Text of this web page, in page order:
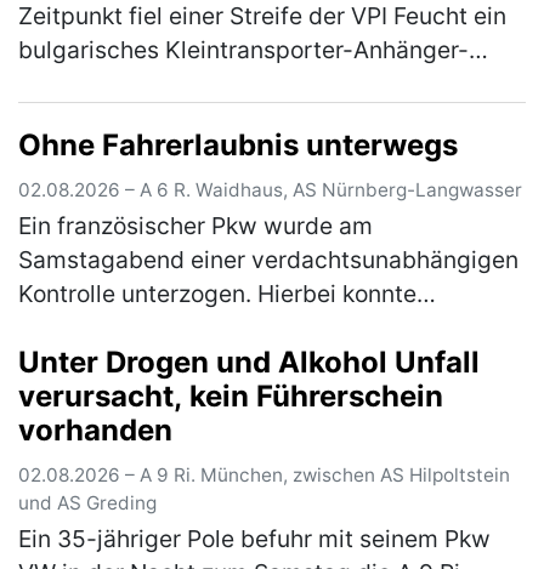
Zeitpunkt fiel einer Streife der VPI Feucht ein
bulgarisches Kleintransporter-Anhänger-
Ohne Fahrerlaubnis unterwegs
02.08.2026 – A 6 R. Waidhaus, AS Nürnberg-Langwasser
Ein französischer Pkw wurde am
Samstagabend einer verdachtsunabhängigen
Kontrolle unterzogen. Hierbei konnte
tschechische Führerschein des 54-jährigen
Fahrers…(mehr)
Unter Drogen und Alkohol Unfall
verursacht, kein Führerschein
vorhanden
02.08.2026 – A 9 Ri. München, zwischen AS Hilpoltstein
und AS Greding
Ein 35-jähriger Pole befuhr mit seinem Pkw